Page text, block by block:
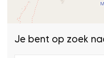
Je bent op zoek